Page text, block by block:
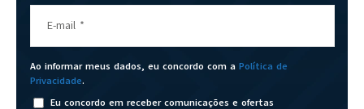
E-mail *
Ao informar meus dados, eu concordo com a Política de
Privacidade.
Eu concordo em receber comunicações e ofertas